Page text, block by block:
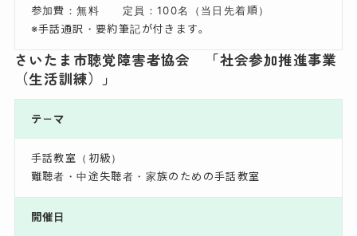
参加費：無料 定員：100名（当日先着順）
※手話通訳・要約筆記が付きます。
さいたま市聴覚障害者協会 「社会参加推進事業
（生活訓練）」
テ－マ
手話教室（初級）
難聴者・中途失聴者・家族のための手話教室
開催日